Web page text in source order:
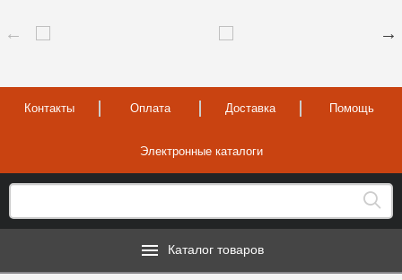
Контакты Оплата Доставка Помощь
Электронные каталоги
Каталог товаров